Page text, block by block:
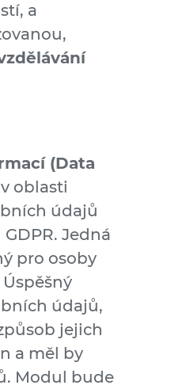
a
(Data
oblasti
údajů
Jedná
pro osoby
údajů,
jejich
a měl by
Modul bude